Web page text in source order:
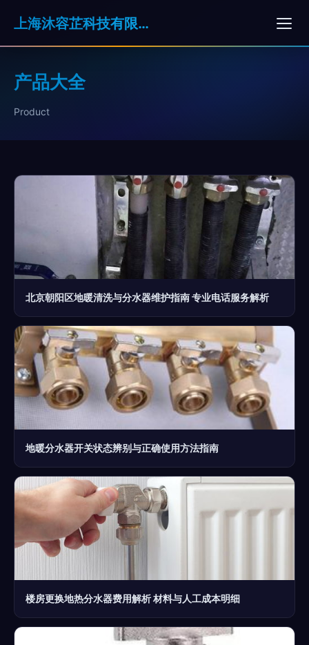
上海沐容芷科技有限公司
产品大全
Product
北京朝阳区地暖清洗与分水器维护指南 专业电话服务解析
地暖分水器开关状态辨别与正确使用方法指南
楼房更换地热分水器费用解析 材料与人工成本明细